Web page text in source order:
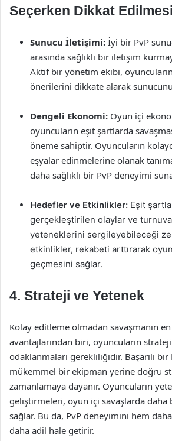
Seçerken Dikkat
Sunucu İletişimi: İyi bir PvP
arasında sağlıklı bir iletişim
Aktif bir yönetim ekibi,
önerilerini dikkate alarak
Dengeli Ekonomi: Oyun içi
oyuncuların eşit şartlarda
öneme sahiptir. Oyuncuların
eşyalar edinmelerine olanak
daha sağlıklı bir PvP deneyimi
Hedefler ve Etkinlikler: Eşit
gerçekleştirilen olaylar ve
yeteneklerini sergileyebileceği
etkinlikler, rekabeti arttırarak
geçmesini sağlar.
4. Strateji ve Yetenek
Kolay editleme olmadan savaşmanın
avantajlarından biri, oyuncuların
odaklanmaları gerekliliğidir. Başarılı bir
mükemmel bir ekipman yerine doğru
zamanlamaya dayanır. Oyuncuların
geliştirmeleri, oyun içi savaşlarda daha
sağlar. Bu da, PvP deneyimini hem
daha adil hale getirir.